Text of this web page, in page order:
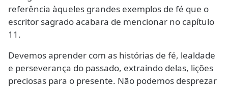
referência àqueles grandes exemplos de fé que o
escritor sagrado acabara de mencionar no capítulo
11.
Devemos aprender com as histórias de fé, lealdade
e perseverança do passado, extraindo delas, lições
preciosas para o presente. Não podemos desprezar